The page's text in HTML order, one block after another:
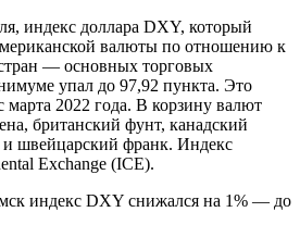
индекс доллара DXY, который
валюты по отношению к
— основных торговых
упал до 97,92 пункта. Это
2022 года. В корзину валют
британский фунт, канадский
и швейцарский франк. Индекс
Exchange (ICE).
индекс DXY снижался на 1% — до